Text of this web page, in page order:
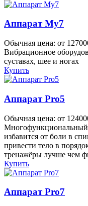
Аппарат My7
Обычная цена: от
Вибрационное
суставах, шее и ногах
Купить
Аппарат Pro5
Обычная цена: от
Многофункциональный
избавится от боли в
привести тело в
тренажёры лучше чем
Купить
Аппарат Pro7